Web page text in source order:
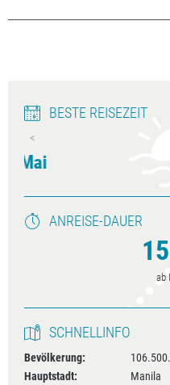
BESTE REISEZEIT
Januar -
ANREISE-DAUER
ab
SCHNELLINFO
Bevölkerung:
Hauptstadt:
Manila